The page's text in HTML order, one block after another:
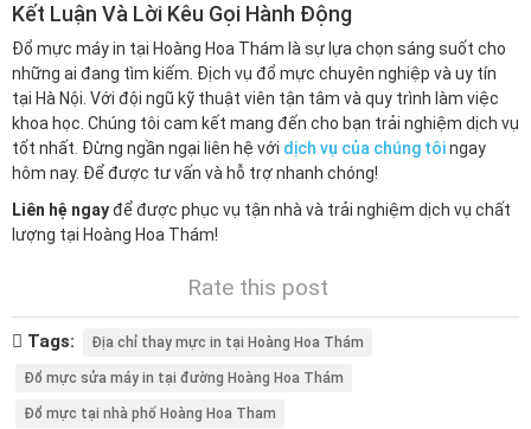
Kết Luận Và Lời Kêu Gọi Hành Động
Đổ mực máy in tại Hoàng Hoa Thám là sự lựa chọn sáng suốt cho
những ai đang tìm kiếm. Địch vụ đổ mực chuyên nghiệp và uy tín
tại Hà Nội. Với đội ngũ kỹ thuật viên tận tâm và quy trình làm việc
khoa học. Chúng tôi cam kết mang đến cho bạn trải nghiệm dịch vụ
tốt nhất. Đừng ngần ngại liên hệ với dịch vụ của chúng tôingay
hôm nay. Để được tư vấn và hỗ trợ nhanh chóng!
Liên hệ ngayđể được phục vụ tận nhà và trải nghiệm dịch vụ chất
lượng tại Hoàng Hoa Thám!
Rate this post
Tags: Địa chỉ thay mực in tại Hoàng Hoa Thám
Đổ mực sửa máy in tại đường Hoàng Hoa Thám
Đổ mực tại nhà phố Hoàng Hoa Tham